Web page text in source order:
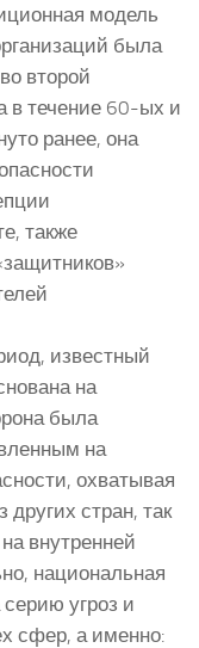
модель
была
второй
в течение 60-ых и
ранее, она
также
известный
на
была
на
охватывая
других стран, так
внутренней
национальная
угроз и
сфер, а именно: